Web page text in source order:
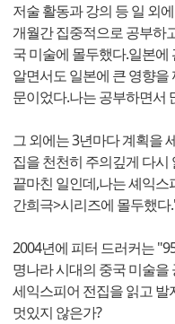
저술 활동과 강의 등 일 외
개월간 집중적으로 공부하
국 미술에 몰두했다.일본
알면서도 일본에 큰 영향을
문이었다.나는 공부하면서
그 외에는 3년마다 계획을
집을 천천히 주의깊게 다시
끝마친 일인데,나는 셰익
간희극>시리즈에 몰두했다
2004년에 피터 드러커는
명나라 시대의 중국 미술을
세익스피어 전집을 읽고 발
멋있지 않은가?